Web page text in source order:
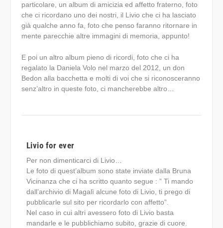
particolare, un album di amicizia ed affetto fraterno, foto
che ci ricordano uno dei nostri, il Livio che ci ha lasciato
già qualche anno fa, foto che penso faranno ritornare in
mente parecchie altre immagini di memoria, appunto!
E poi un altro album pieno di ricordi, foto che ci ha
regalato la Daniela Volo nel marzo del 2012, un don
Bedon alla bacchetta e molti di voi che si riconosceranno
senz’altro in queste foto, ci mancherebbe altro…
Livio for ever
Per non dimenticarci di Livio…
Le foto di quest’album sono state inviate dalla Bruna
Vicinanza che ci ha scritto quanto segue : ” Ti mando
dall’archivio di Magalì alcune foto di Livio, ti prego di
pubblicarle sul sito per ricordarlo con affetto”.
Nel caso in cui altri avessero foto di Livio basta
mandarle e le pubblichiamo subito, grazie di cuore.